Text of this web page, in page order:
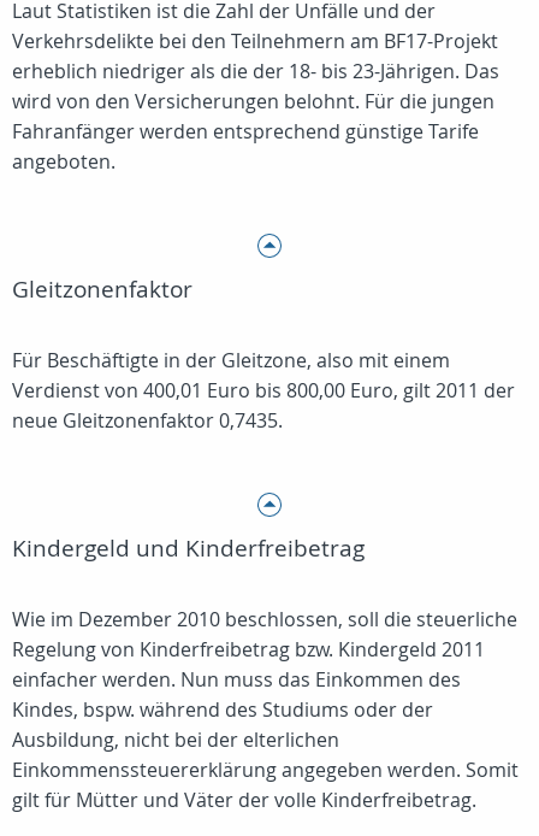
Laut Statistiken ist die Zahl der Unfälle und der
Verkehrsdelikte bei den Teilnehmern am BF17-Projekt
erheblich niedriger als die der 18- bis 23-Jährigen. Das
wird von den Versicherungen belohnt. Für die jungen
Fahranfänger werden entsprechend günstige Tarife
angeboten.
Gleitzonenfaktor
Für Beschäftigte in der Gleitzone, also mit einem
Verdienst von 400,01 Euro bis 800,00 Euro, gilt 2011 der
neue Gleitzonenfaktor 0,7435.
Kindergeld und Kinderfreibetrag
Wie im Dezember 2010 beschlossen, soll die steuerliche
Regelung von Kinderfreibetrag bzw. Kindergeld 2011
einfacher werden. Nun muss das Einkommen des
Kindes, bspw. während des Studiums oder der
Ausbildung, nicht bei der elterlichen
Einkommenssteuererklärung angegeben werden. Somit
gilt für Mütter und Väter der volle Kinderfreibetrag.